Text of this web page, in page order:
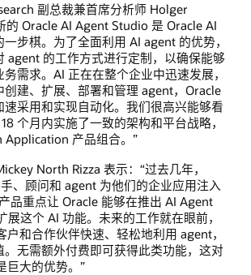
副总裁兼首席分析师 Holger
的 Oracle AI Agent Studio 是 Oracle AI
步棋。为了全面利用 AI agent 的优势，
agent 的工作方式进行定制，以确保能够
需求。AI 正在在整个企业中迅速发展，
创建、扩展、部署和管理 agent，Oracle
采用和实现自动化。我们很高兴能够看
个月内实施了一致的架构和平台战略，
Application 产品组合。”
North Rizza 表示：“过去几年，
、顾问和 agent 为他们的企业应用注入
品重点让 Oracle 能够在推出 AI Agent
这个 AI 功能。未来的工作就在眼前，
户和合作伙伴快速、轻松地利用 agent，
。无需额外付费即可获得此类功能，这对
巨大的优势。”